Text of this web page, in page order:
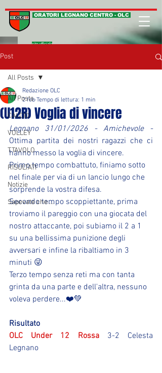
ORATORI LEGNANO CENTRO - OLC
sito ufficiale
Post
All Posts
CALCIO
VOLLEY
T.TAVOLO
RISULTATI
Notizie
Sapevate che ...
All Posts
(U12R) Voglia di vincere
Redazione OLC
2 feb Tempo di lettura: 1 min
Legnano 31/01/2026 - Amichevole -
Ottima partita dei nostri ragazzi che ci
hanno messo la voglia di vincere.
Primo tempo combattuto, finiamo sotto
nel finale per via di un lancio lungo che
sorprende la vostra difesa.
Secondo tempo scoppiettante, prima
troviamo il pareggio con una giocata del
nostro attaccante, poi subiamo il 2 a 1
su una bellissima punizione degli
avversari e infine la ribaltiamo in 3
minuti 😜
Terzo tempo senza reti ma con tanta
grinta da una parte e dell'altra, nessuno
voleva perdere...❤️💚
Risultato
OLC Under 12 Rossa 3-2 Celesta
Legnano